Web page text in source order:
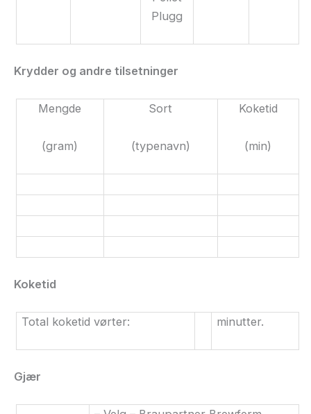
Plugg
Krydder og andre tilsetninger
Mengde
(gram)
Sort
(typenavn)
Koketid
(min)
Koketid
Total koketid vørter: minutter.
Gjær